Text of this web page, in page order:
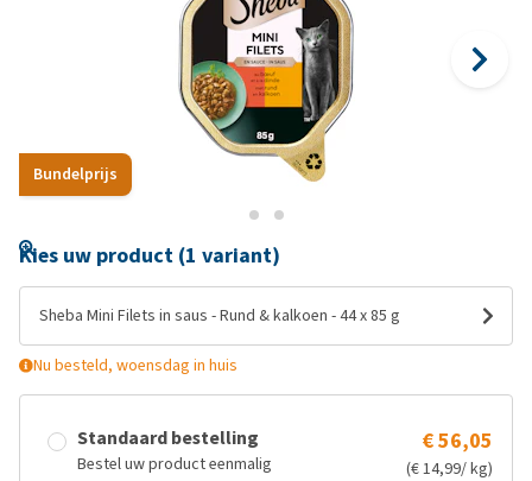
Bundelprijs
Kies uw product (1 variant)
Sheba Mini Filets in saus - Rund & kalkoen - 44 x 85 g
Nu besteld, woensdag in huis
Standaard bestelling
Bestel uw product eenmalig
€ 56,05
(€ 14,99/ kg)